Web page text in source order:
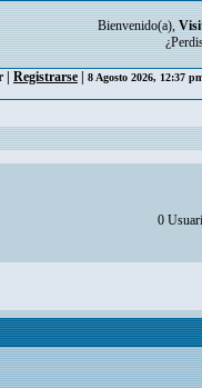
Bienvenido(a),
Registrarse 8 Agosto 2026, 12:37
0